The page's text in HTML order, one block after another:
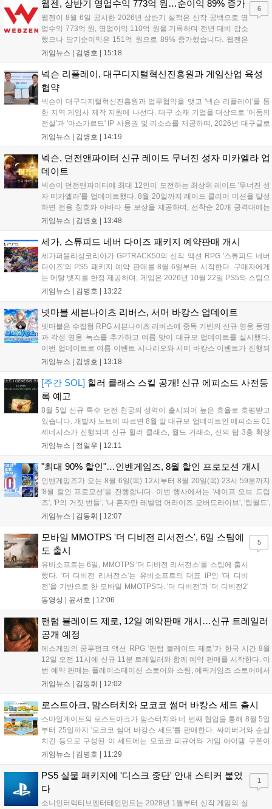
피팅 서포터를 적용해 장시간 착용 시에도 안정적이고 편안한 환경을 제
공한다....
웹젠, 상반기 영업수익 773억 원…순이익 89% 증가
웹젠이 8월 6일 공시한 2026년 상반기 실적은 신작 공백으로 영
업수익 773억 원, 영업이익 110억 원을 기록하며 전년 대비 감소
했으나 당기순이익은 151억 원으로 89% 증가했습니다. 웹젠은
하반기부터 신작 공세를 예고하며 전략게임 '프로젝트 D1'의 정보
또한 '테르비스'는 일본 코미케에 출품하며 해외 시장 공략을 강화
합니다. 김태영 대표는 내년 신작 출시를 위해 하반기 적극적인
사업 일정을 추진하고 주주가치 제고에 힘쓰겠다고 밝혔습니
다....
게임뉴스 | 김병호 15:18
6
넥슨 리플레이, 대구디지털혁신진흥원과 게임산업 육성
협약
넥슨이 대구디지털혁신진흥원과 업무협약을 맺고 '넥슨 리플레이'를 통
한 지역 게임사 제작 지원에 나선다. 대구 소재 기업을 대상으로 '어둠의
전설'과 '아스가르드' IP 사용권 및 리소스를 제공하며, 2026년 대구글로
벌게임센터 제작지원 사업으로 추진된다. 넥슨은 심사에 직접 참여해 완
장을 위한 협력을 지속 확대해 나갈 방침이다....
게임뉴스 | 김병호 14:19
넥슨, 던전앤파이터 신규 레이드 무너진 성자 미카엘라 업
데이트
넥슨이 던전앤파이터에 최대 12인이 도전하는 최상위 레이드 '무너진 성
자 미카엘라'를 업데이트했다. 8월 20일까지 레이드 클리어 미션을 달성
하면 전용 칭호와 아바타 등 보상을 제공하며, 선착순 20개 공격대에는
명예 보상을 지급한다. 또한 9월 10일까지 서비스 21주년 기념 이벤트가
임인 아라드 수족관 메이커를 통해 다양한 아이템을 교환할 수 있다. 상
세 정보는 공식 홈페이지에서 확인 가능하다....
게임뉴스 | 김병호 13:48
세가, 스튜피드 네버 다이즈 패키지 예약판매 개시
세가퍼블리싱코리아가 GPTRACK50의 신작 액션 RPG '스튜피드 네버
다이즈'의 PS5 패키지 예약 판매를 8월 6일부터 시작한다. 구매자에게
는 메탈 뱃지를 한정 제공하며, 게임은 2026년 10월 22일 PS5와 스팀으
로 정식 출시된다. 좀비 주인공 데이비가 보디 해킹과 스타일 이트 능력
럭스판 등 다양한 에디션도 함께 발매될 예정이다....
게임뉴스 | 김병호 13:22
넷마블 세븐나이츠 리버스, 서머 바캉스 업데이트
넷마블은 수집형 RPG 세븐나이츠 리버스에 중독 기반의 신규 영웅 동영
과 각성 영웅 녹스를 추가하고 여름 맞이 대규모 업데이트를 실시했다.
이번 업데이트로 여름 이벤트 시나리오와 서머 바캉스 이벤트가 진행되
며, 7일간 출석 시 수영복 세인 코스튬과 전설 장신구 상자 등 풍성한 보
이벤트도 열리며, 강화 횟수에 따른 보상과 상위 100명에게는 특별 랭킹
보상이 주어진다. 넷마블은 이번 이벤트를 통해 이용자들에게 다채로운
즐길 거리를 제공할 예정이다....
게임뉴스 | 김병호 13:18
[주간 SOL] 힐러 클래스 스킬 공개! 신규 에피소드 사전등
록 예고
8월 5일 신규 특수 던전 천궁의 성역이 출시되어 높은 효율로 호평받고
있습니다. 개발자 노트에 따르면 8월 말 대규모 업데이트인 에피소드 01
제네시스가 진행되며 신규 힐러 클래스, 월드 거래소, 신의 탑 3층 확장
등이 예고되었습니다. 또한 8일에는 신권 선출이 예정되어 있어 게임 내
다....
게임뉴스 | 정일우 12:11
"최대 90% 할인"…인벤게임즈, 8월 할인 프로모션 개시
인벤게임즈가 오는 8월 6일(목) 12시부터 8월 20일(목) 23시 59분까지
'8월 할인 프로모션'을 진행합니다. 이번 행사에서는 '셰이프 오브 드림
즈', 'P의 거짓 번들', '나 혼자만 레벨업 어라이즈 오버드라이브', '림월드',
'아랑전설 시티 오브 더 울브스', '팰월드' 등 인기 타이틀을 최대 90% 할
론 네이버페이 포인트 추가 적립 혜택도 받을 수 있으며, 자세한 내용은
공식 네이버 스마트 스토어에서 확인 가능합니다....
게임뉴스 | 김동휘 12:07
모바일 MMOTPS '더 디비전 리서전스', 6일 스팀에
도 출시
유비소프트는 6일, MMOTPS '더 디비전 리서전스'를 스팀에 출시
했다. '더 디비전 리서전스'는 유비소프트의 대표 IP인 '더 디비
전'을 기반으로 한 모바일 MMOTPS다. '더 디비전'과 '더 디비전2'
사이의 시기를 배경으로 하고 있으며, 완전히 새로운 독립형 스토
의 디비전 요원이 되어...
동영상 | 윤서호 12:06
5
팬텀 블레이드 제로, 12일 예약판매 개시…신규 트레일러
공개 예정
에스게임의 쿵푸펑크 액션 RPG ‘팬텀 블레이드 제로’가 한국 시간 8월
12일 오전 11시에 신규 11분 트레일러와 함께 예약 판매를 시작한다. 이
번 예약 판매는 플레이스테이션 스토어와 스팀, 에픽게임즈 스토어에서
진행되며, 개발이 완료된 게임은 10월 29일 정식 출시될 예정이다. 언리
콤보 액션과 세미 오픈월드 환경을 특징으로 한다....
게임뉴스 | 김동휘 12:02
로스트아크, 맘스터치와 모코코 썸머 바캉스 세트 출시
스마일게이트의 로스트아크가 맘스터치와 네 번째 협업을 통해 8월 5일
부터 25일까지 '모코코 썸머 바캉스 세트'를 판매한다. 싸이버거와 순살
치킨 등으로 구성된 이 세트에는 모코코 피규어와 게임 아이템 쿠폰이
포함된다. 전국 매장 및 배달 앱으로 구매 가능하며, 수익금은 사회 공헌
세한 정보는 공식 홈페이지에서 확인 가능하다....
게임뉴스 | 김병호 11:29
PS5 실물 패키지에 '디스크 중단' 안내 스티커 붙었
다
소니인터랙티브엔터테인먼트는 2028년 1월부터 신작 게임의 실
1